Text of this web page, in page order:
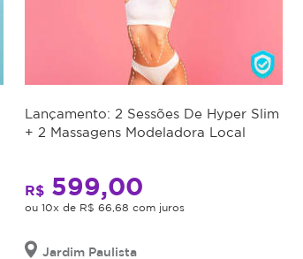
Lançamento: 2 Sessões De Hyper Slim
+ 2 Massagens Modeladora Local
R$ 599,00
ou 10x de R$ 66,68 com juros
Jardim Paulista